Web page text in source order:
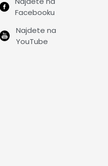
Facebooku
Najdete na
YouTube